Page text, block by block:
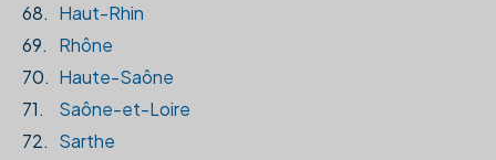
68. Haut-Rhin
69.
Rhône
70. Haute-Saône
71.
Saône-et-Loire
72. Sarthe